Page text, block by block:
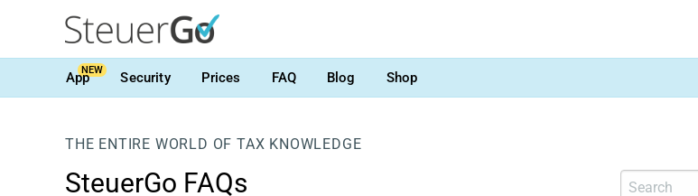
AppNEW Security Prices FAQ Blog Shop
THE ENTIRE WORLD OF TAX KNOWLEDGE
SteuerGo FAQs